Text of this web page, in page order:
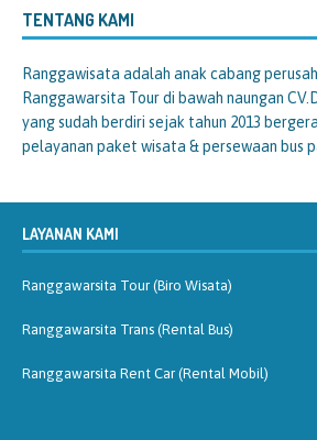
TENTANG KAMI
Ranggawisata adalah anak cabang
Ranggawarsita Tour di bawah naungan
yang sudah berdiri sejak tahun 2013
pelayanan paket wisata & persewaan bus
LAYANAN KAMI
Ranggawarsita Tour (Biro Wisata)
Ranggawarsita Trans (Rental Bus)
Ranggawarsita Rent Car (Rental Mobil)